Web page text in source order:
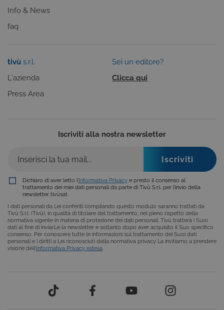
Info & News
faq
tivù s.r.l.
L'azienda
Press Area
Sei un editore?
Clicca qui
Iscriviti alla nostra newsletter
Dichiaro di aver letto l’ Informativa Privacy e presto il consenso al
trattamento dei miei dati personali da parte di Tivù S.r.l. per l’invio della
newsletter tivùsat
I dati personali da Lei conferiti compilando questo modulo saranno trattati da
Tivù S.r.l. (Tivù), in qualità di titolare del trattamento, nel pieno rispetto della
normativa vigente in materia di protezione dei dati personali. Tivù tratterà i Suoi
dati al fine di inviarLe la newsletter e soltanto dopo aver acquisito il Suo specifico
consenso. Per conoscere tutte le informazioni sul trattamento dei Suoi dati
personali e i diritti a Lei riconosciuti dalla normativa privacy La invitiamo a prendere
visione dell’ Informativa Privacy estesa
servizi ai sensi di legge, come la corretta
Inoltre, ti permetteranno di navigare sul sito
correttamente. Questi cookie non archiviano, di
Nome Scadenza Descrizione
ASP.NET_SessionId
Microsoft
Corporation
Sessione
sessione
utilizzato da
siti scritti
tecnologie
basate su
Microsoft
.NET.